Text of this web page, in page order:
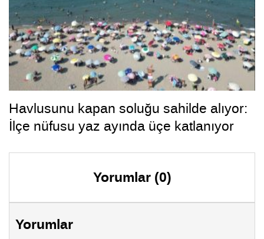
Havlusunu kapan soluğu sahilde alıyor:
İlçe nüfusu yaz ayında üçe katlanıyor
Yorumlar (0)
Yorumlar